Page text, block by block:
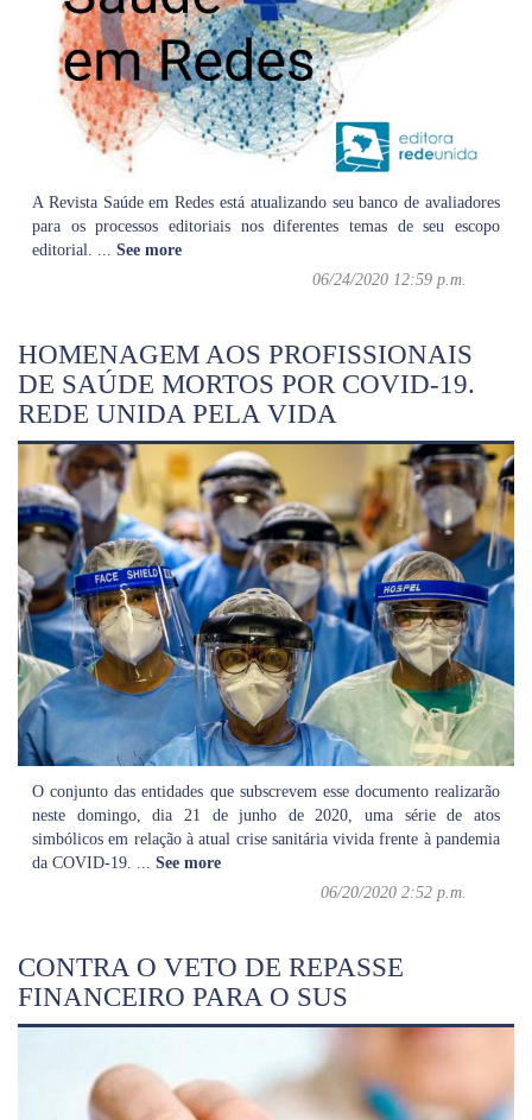
A Revista Saúde em Redes está atualizando seu banco de avaliadores
para os processos editoriais nos diferentes temas de seu escopo
editorial.
See more
06/24/2020 12:59 p.m.
HOMENAGEM AOS PROFISSIONAIS
DE SAÚDE MORTOS POR COVID-19.
REDE UNIDA PELA VIDA
O conjunto das entidades que subscrevem esse documento realizarão
neste domingo, dia 21 de junho de 2020, uma série de atos
simbólicos em relação à atual crise sanitária vivida frente à pandemia
da COVID-19.
See more
06/20/2020 2:52 p.m.
CONTRA O VETO DE REPASSE
FINANCEIRO PARA O SUS